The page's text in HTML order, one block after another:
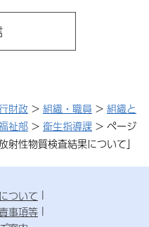
財政 > 組織・職員 > 組織と
祉部 > 衛生指導課 > ページ
性物質検査結果について」
ついて
事項等